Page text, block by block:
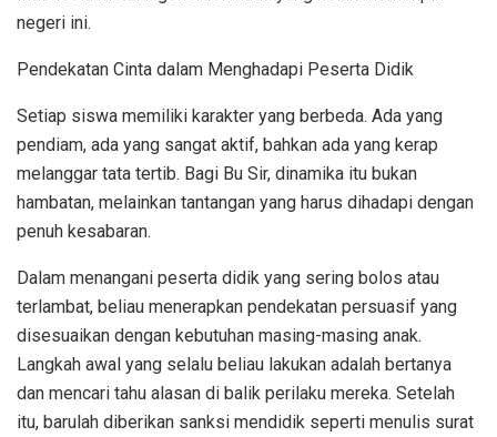
negeri ini.
Pendekatan Cinta dalam Menghadapi Peserta Didik
Setiap siswa memiliki karakter yang berbeda. Ada yang
pendiam, ada yang sangat aktif, bahkan ada yang kerap
melanggar tata tertib. Bagi Bu Sir, dinamika itu bukan
hambatan, melainkan tantangan yang harus dihadapi dengan
penuh kesabaran.
Dalam menangani peserta didik yang sering bolos atau
terlambat, beliau menerapkan pendekatan persuasif yang
disesuaikan dengan kebutuhan masing-masing anak.
Langkah awal yang selalu beliau lakukan adalah bertanya
dan mencari tahu alasan di balik perilaku mereka. Setelah
itu, barulah diberikan sanksi mendidik seperti menulis surat